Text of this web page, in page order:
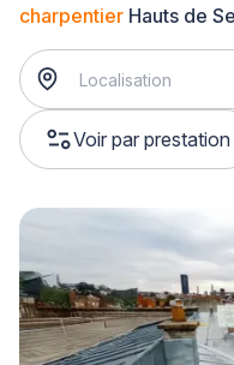
charpentier Hauts de
Voir par prestation